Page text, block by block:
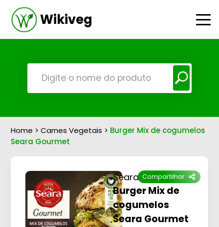
Wikiveg
Home >Carnes Vegetais > Burger Mix de cogumelos
Seara Gourmet
Compartilhar
Seara
Burger Mix de
cogumelos
Seara Gourmet